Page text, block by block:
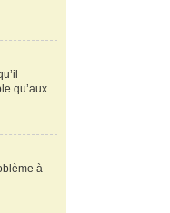
qu’aux
à